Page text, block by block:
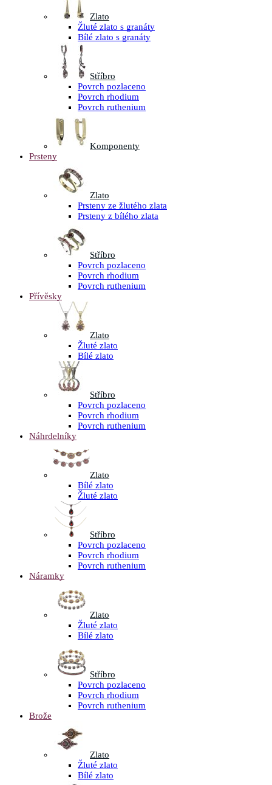
Zlato
Žluté zlato s granáty
Bílé zlato s granáty
Stříbro
Povrch pozlaceno
Povrch rhodium
Povrch ruthenium
Komponenty
Prsteny
Zlato
Prsteny ze žlutého zlata
Prsteny z bílého zlata
Stříbro
Povrch pozlaceno
Povrch rhodium
Povrch ruthenium
Přívěsky
Zlato
Žluté zlato
Bílé zlato
Stříbro
Povrch pozlaceno
Povrch rhodium
Povrch ruthenium
Náhrdelníky
Zlato
Bílé zlato
Žluté zlato
Stříbro
Povrch pozlaceno
Povrch rhodium
Povrch ruthenium
Náramky
Zlato
Žluté zlato
Bílé zlato
Stříbro
Povrch pozlaceno
Povrch rhodium
Povrch ruthenium
Brože
Zlato
Žluté zlato
Bílé zlato